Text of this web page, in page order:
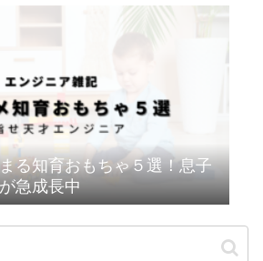
る知育おもちゃ５選！息子
急成長中